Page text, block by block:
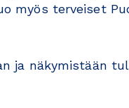
myös terveiset
ja näkymistään